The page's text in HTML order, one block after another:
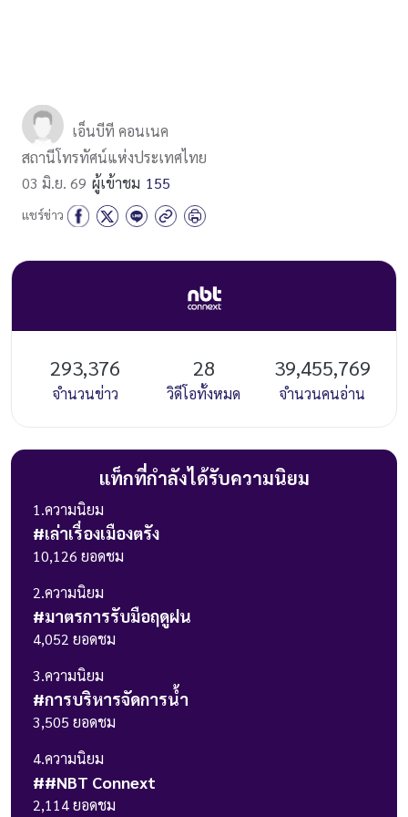
เอ็นบีที คอนเนค
สถานีโทรทัศน์แห่งประเทศไทย
03 มิ.ย. 69 ผู้เข้าชม 155
แชร์ข่าว
293,376
จำนวนข่าว
28
วิดีโอทั้งหมด
39,455,769
จำนวนคนอ่าน
แท็กที่กำลังได้รับความนิยม
1 .ความนิยม
#เล่าเรื่องเมืองตรัง
10,126 ยอดชม
2.ความนิยม
#มาตรการรับมือฤดูฝน
4,052 ยอดชม
3.ความนิยม
#การบริหารจัดการน้ำ
3,505 ยอดชม
4.ความนิยม
##NBT Connext
2,114ยอดชม